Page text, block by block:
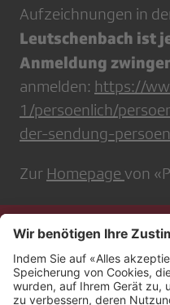
Aufzeichnungen in
Leutschenbach ist
Anmeldung
anmelden: https://
1/persoenlich/
der-sendung-
Zur Homepage von
Kontakt
Impressum